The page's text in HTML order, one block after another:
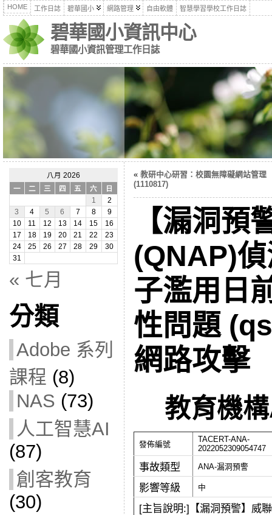
HOME 工作日誌 碧華國小 網路管理 自由軟體 智慧學習學校工作日誌
碧華國小資訊中心
碧華國小資訊管理工作日誌
八月 2026
一
二 三 四 五 六
日
1
2
3
4 5 6 7 8
9
10
11 12 13 14 15
16
17
18 19 20 21 22
23
24
25 26 27 28 29
30
31
« 七月
分類
Adobe 系列
課程 (8)
NAS (73)
人工智慧AI
(87)
創客教育
(30)
« 教研中心研習：校園無障礙網站管理
(1110817)
【漏洞預
(QNAP)
子濫用日
性問題
網路攻擊
教育機
發佈編號
TACERT-ANA-
2022052309054747
事故類型 ANA-漏洞預警
影響等級 中
[主旨說明:]【漏洞預警】威